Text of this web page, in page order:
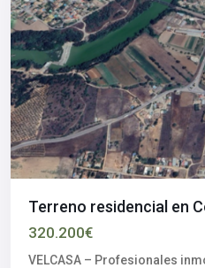
Terreno residencial en
320.200€
VELCASA – Profesionales